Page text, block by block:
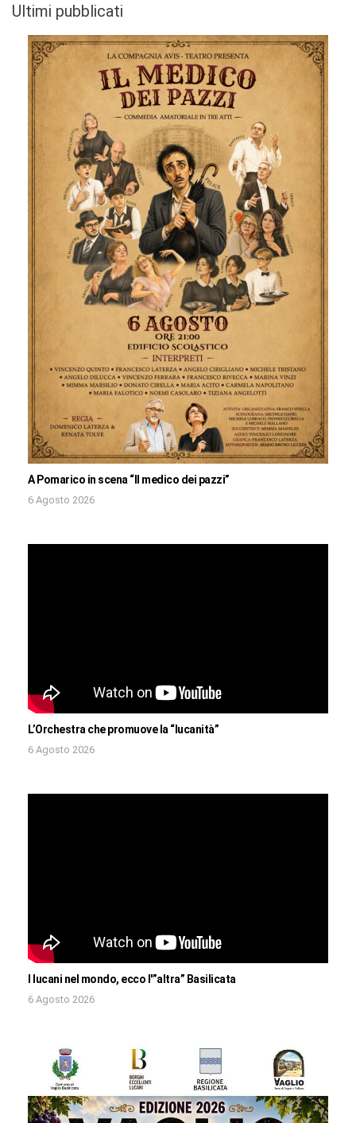
Ultimi pubblicati
A Pomarico in scena “Il medico dei pazzi”
6 Agosto 2026
L’Orchestra che promuove la “lucanità”
6 Agosto 2026
I lucani nel mondo, ecco l'”altra” Basilicata
6 Agosto 2026